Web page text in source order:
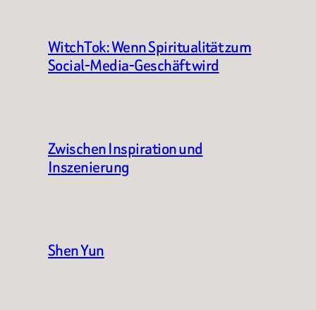
WitchTok: Wenn Spiritualität zum
Social-Media-Geschäft wird
Zwischen Inspiration und
Inszenierung
Shen Yun